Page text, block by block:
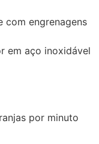
com engrenagens
em aço inoxidável
por minuto